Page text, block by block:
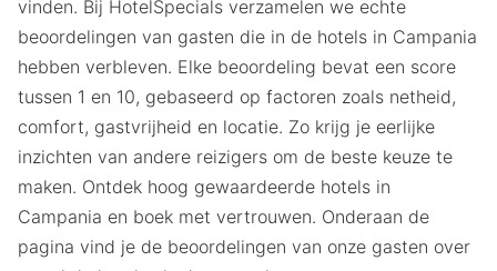
vinden. Bij HotelSpecials verzamelen we echte
beoordelingen van gasten die in de hotels in Campania
hebben verbleven. Elke beoordeling bevat een score
tussen 1 en 10, gebaseerd op factoren zoals netheid,
comfort, gastvrijheid en locatie. Zo krijg je eerlijke
inzichten van andere reizigers om de beste keuze te
maken. Ontdek hoog gewaardeerde hotels in
Campania en boek met vertrouwen. Onderaan de
pagina vind je de beoordelingen van onze gasten over